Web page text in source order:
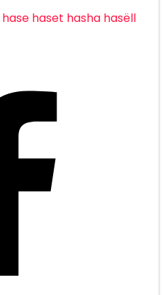
hase haset hasha hasëll